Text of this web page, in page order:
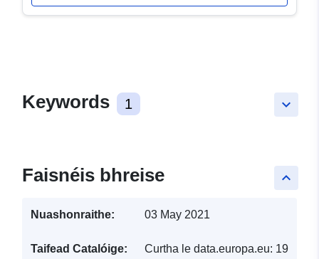
keyboard_arrow_down
Keywords 1
keyboard_arrow_up
Faisnéis bhreise
Nuashonraithe: 03 May 2021
Taifead Catalóige: Curtha le data.europa.eu: 19